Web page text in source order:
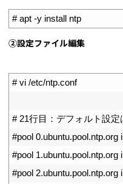
# apt -y install ntp
②設定ファイル編集
# vi /etc/ntp.conf
# 21行目：デフォルト設
#pool 0.ubuntu.pool.ntp.org
#pool 1.ubuntu.pool.ntp.org
#pool 2.ubuntu.pool.ntp.org